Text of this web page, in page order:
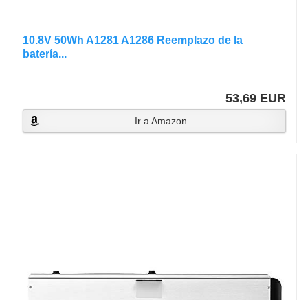
10.8V 50Wh A1281 A1286 Reemplazo de la
batería...
53,69 EUR
Ir a Amazon